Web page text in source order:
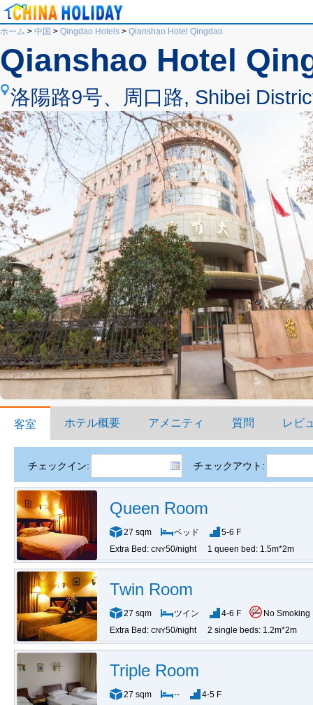
ホーム > 中国 > Qingdao Hotels > Qianshao Hotel Qingdao
Qianshao Hotel
洛陽路9号、周口路, Shibei
客室 ホテル概要 アメニティ 質問 レビ
チェックイン: チェックアウト:
Queen Room
27 sqm ベッド
5-6 F
Extra Bed: CNY50/night 1 queen bed: 1.5m*2m
Twin Room
27 sqm ツイン 4-6 F
No Smoking
Extra Bed: CNY50/night 2 single beds: 1.2m*2m
Triple Room
27 sqm --
4-5 F